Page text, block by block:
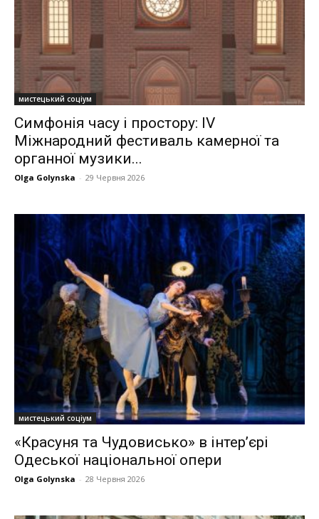
мистецький соціум
Симфонія часу і простору: ІV
Міжнародний фестиваль камерної та
органної музики...
Olga Golynska - 29 Червня 2026
мистецький соціум
«Красуня та Чудовисько» в інтер’єрі
Одеської національної опери
Olga Golynska - 28 Червня 2026